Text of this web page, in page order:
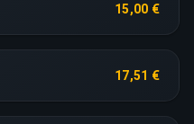
15,00 €
17,51 €